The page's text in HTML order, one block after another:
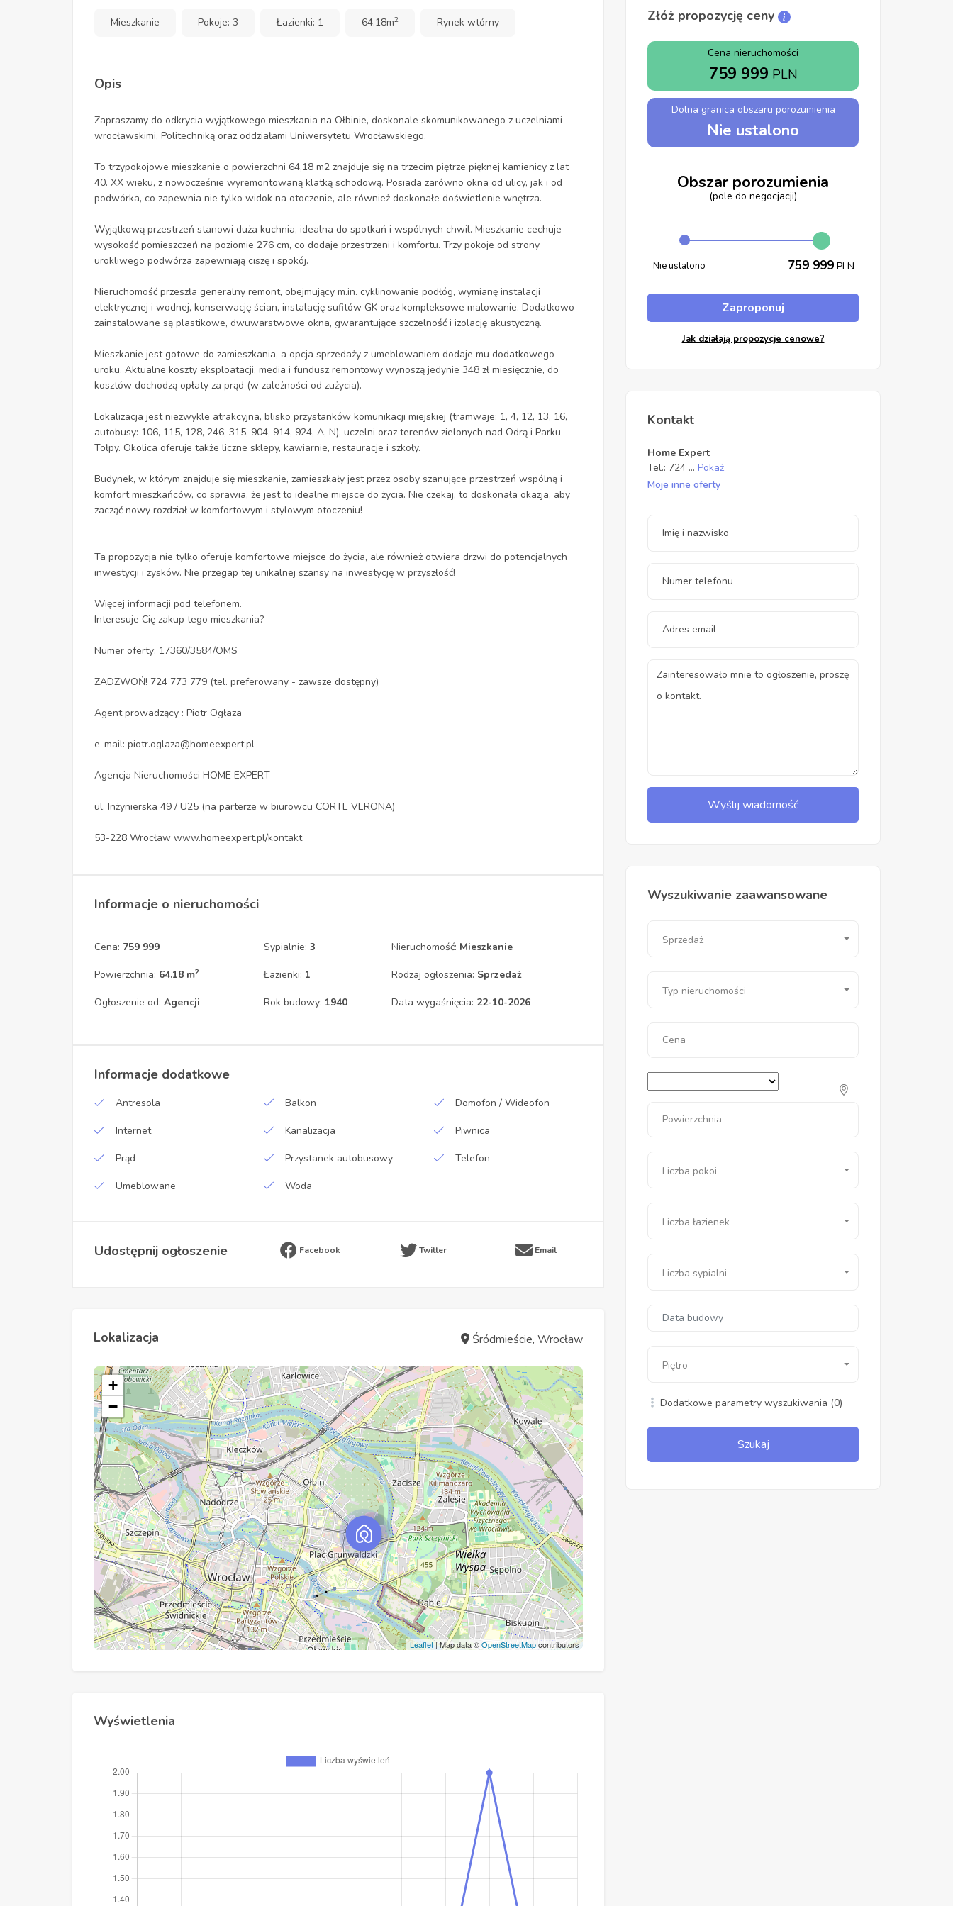
Mieszkanie Pokoje: 3 Łazienki: 1 64.18m2 Rynek wtórny
Opis
Zapraszamy do odkrycia wyjątkowego mieszkania na Ołbinie, doskonale skomunikowanego z uczelniami
wrocławskimi, Politechniką oraz oddziałami Uniwersytetu Wrocławskiego.
To trzypokojowe mieszkanie o powierzchni 64,18 m2 znajduje się na trzecim piętrze pięknej kamienicy z lat
40. XX wieku, z nowocześnie wyremontowaną klatką schodową. Posiada zarówno okna od ulicy, jak i od
podwórka, co zapewnia nie tylko widok na otoczenie, ale również doskonałe doświetlenie wnętrza.
Wyjątkową przestrzeń stanowi duża kuchnia, idealna do spotkań i wspólnych chwil. Mieszkanie cechuje
wysokość pomieszczeń na poziomie 276 cm, co dodaje przestrzeni i komfortu. Trzy pokoje od strony
urokliwego podwórza zapewniają ciszę i spokój.
Nieruchomość przeszła generalny remont, obejmujący m.in. cyklinowanie podłóg, wymianę instalacji
elektrycznej i wodnej, konserwację ścian, instalację sufitów GK oraz kompleksowe malowanie. Dodatkowo
zainstalowane są plastikowe, dwuwarstwowe okna, gwarantujące szczelność i izolację akustyczną.
Mieszkanie jest gotowe do zamieszkania, a opcja sprzedaży z umeblowaniem dodaje mu dodatkowego
uroku. Aktualne koszty eksploatacji, media i fundusz remontowy wynoszą jedynie 348 zł miesięcznie, do
kosztów dochodzą opłaty za prąd (w zależności od zużycia).
Lokalizacja jest niezwykle atrakcyjna, blisko przystanków komunikacji miejskiej (tramwaje: 1, 4, 12, 13, 16,
autobusy: 106, 115, 128, 246, 315, 904, 914, 924, A, N), uczelni oraz terenów zielonych nad Odrą i Parku
Tołpy. Okolica oferuje także liczne sklepy, kawiarnie, restauracje i szkoły.
Budynek, w którym znajduje się mieszkanie, zamieszkały jest przez osoby szanujące przestrzeń wspólną i
komfort mieszkańców, co sprawia, że jest to idealne miejsce do życia. Nie czekaj, to doskonała okazja, aby
zacząć nowy rozdział w komfortowym i stylowym otoczeniu!
Ta propozycja nie tylko oferuje komfortowe miejsce do życia, ale również otwiera drzwi do potencjalnych
inwestycji i zysków. Nie przegap tej unikalnej szansy na inwestycję w przyszłość!
Więcej informacji pod telefonem.
Interesuje Cię zakup tego mieszkania?
Numer oferty: 17360/3584/OMS
ZADZWOŃ! 724 773 779 (tel. preferowany - zawsze dostępny)
Agent prowadzący : Piotr Ogłaza
e-mail: piotr.oglaza@homeexpert.pl
Agencja Nieruchomości HOME EXPERT
ul. Inżynierska 49 / U25 (na parterze w biurowcu CORTE VERONA)
53-228 Wrocław www.homeexpert.pl/kontakt
Informacje o nieruchomości
Cena: 759 999
Powierzchnia: 64.18 m2
Ogłoszenie od: Agencji
Sypialnie:3
Łazienki: 1
Rok budowy: 1940
Nieruchomość: Mieszkanie
Rodzaj ogłoszenia: Sprzedaż
Data wygaśnięcia: 22-10-2026
Informacje dodatkowe
Antresola Balkon Domofon / Wideofon
Internet Kanalizacja Piwnica
Prąd Przystanek autobusowy Telefon
Umeblowane Woda
Udostępnij ogłoszenie Facebook Twitter Email
Lokalizacja Śródmieście, Wrocław
+
−
Leaflet| Map data ©OpenStreetMapcontributors
Wyświetlenia
Złóż propozycję ceny
Cena nieruchomości
759 999 PLN
Dolna granica obszaru porozumienia
Nie ustalono
Obszar porozumienia
(pole do negocjacji)
Nie ustalono 759 999 PLN
Zaproponuj
Jak działają propozycje cenowe?
Kontakt
Home Expert
Tel.: 724 ... Pokaż
Moje inne oferty
Wyślij wiadomość
Wyszukiwanie zaawansowane
Sprzedaż
Typ nieruchomości
Cena
Powierzchnia
Liczba pokoi
Liczba łazienek
Liczba sypialni
Piętro
Dodatkowe parametry wyszukiwania (0)
Szukaj